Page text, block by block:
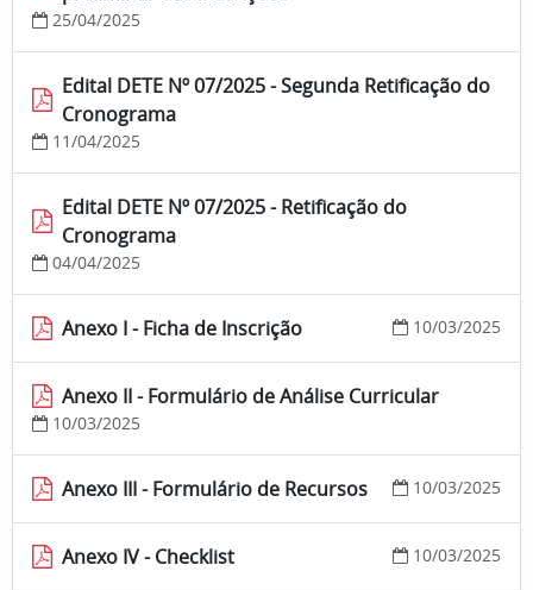
25/04/2025
Edital DETE Nº 07/2025 - Segunda Retificação do
Cronograma
11/04/2025
Edital DETE Nº 07/2025 - Retificação do
Cronograma
04/04/2025
Anexo I - Ficha de Inscrição 10/03/2025
Anexo II - Formulário de Análise Curricular
10/03/2025
Anexo III - Formulário de Recursos 10/03/2025
Anexo IV - Checklist 10/03/2025